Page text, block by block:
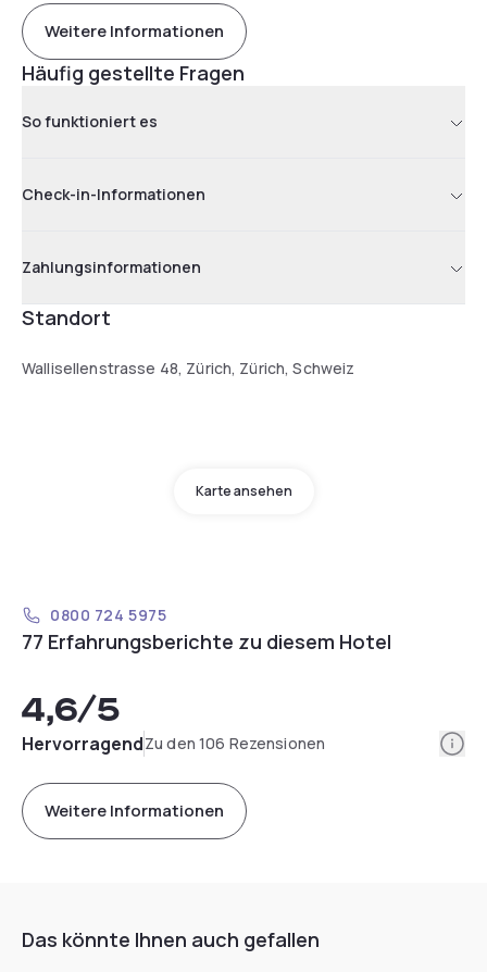
Weitere Informationen
Häufig gestellte Fragen
So funktioniert es
Check-in-Informationen
Zahlungsinformationen
Standort
Wallisellenstrasse 48, Zürich, Zürich, Schweiz
Karte ansehen
0800 724 5975
77 Erfahrungsberichte zu diesem Hotel
4,6/5
HervorragendZu den 106 Rezensionen
Weitere Informationen
Das könnte Ihnen auch gefallen